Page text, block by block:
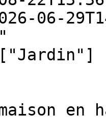
06-
en